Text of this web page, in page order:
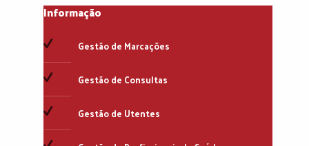
Informação
Gestão de Marcações
Gestão de Consultas
Gestão de Utentes